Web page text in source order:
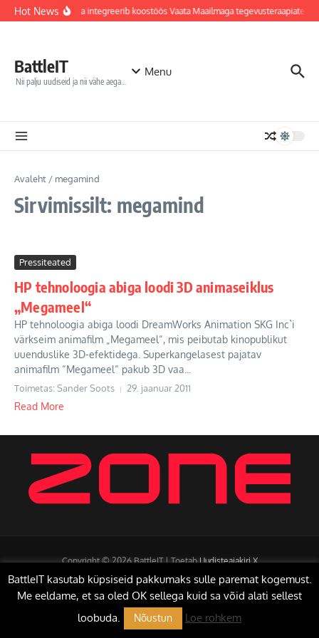
Sisu juurde
Hot NewsJõhvi haigla integreerib koostöös Vaata Maailmaga
BattleIT
Nii palju uudiseid ja nii vähe aega…
Menu
Avaleht / megamind
Sirvimissilt: megamind
Pressiteated
HP tehnoloogia abiga loodi 3D animaseiklus
„Megameel“
HP tehnoloogia abiga loodi DreamWorks Animation SKG Inc`i
värkseim animafilm „Megameel“, mis peibutab kinopublikut
uuenduslike 3D-efektidega. Superkangelasest pajatav
animafilm “Megameel“ pakub 3D vaa...
Toimetas: Sander Soots 29. jaanuar 2011
Read More
Copyright © 2026 BattleIT | ToetabUudisteajakiri X
BattleIT kasutab küpsiseid pakkumaks sulle paremat kogemust.
Me eeldame, et sa oled OK sellega kuid sa võid alati sellest
loobuda.
Nõustun Loe rohkem